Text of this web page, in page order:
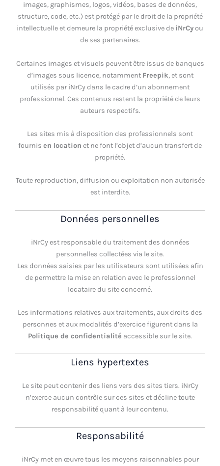
images, graphismes, logos, vidéos, bases de données,
structure, code, etc.) est protégé par le droit de la propriété
intellectuelle et demeure la propriété exclusive de iNrCyou
de ses partenaires.
Certaines images et visuels peuvent être issus de banques
d’images sous licence, notamment Freepik, et sont
utilisés par iNrCy dans le cadre d’un abonnement
professionnel. Ces contenus restent la propriété de leurs
auteurs respectifs.
Les sites mis à disposition des professionnels sont
fournis en location et ne font l’objet d’aucun transfert de
propriété.
Toute reproduction, diffusion ou exploitation non autorisée
est interdite.
Données personnelles
iNrCy est responsable du traitement des données
personnelles collectées via le site.
Les données saisies par les utilisateurs sont utilisées afin
de permettre la mise en relation avec le professionnel
locataire du site concerné.
Les informations relatives aux traitements, aux droits des
personnes et aux modalités d’exercice figurent dans la
Politique de confidentialité accessible sur le site.
Liens hypertextes
Le site peut contenir des liens vers des sites tiers. iNrCy
n’exerce aucun contrôle sur ces sites et décline toute
responsabilité quant à leur contenu.
Responsabilité
iNrCy met en œuvre tous les moyens raisonnables pour